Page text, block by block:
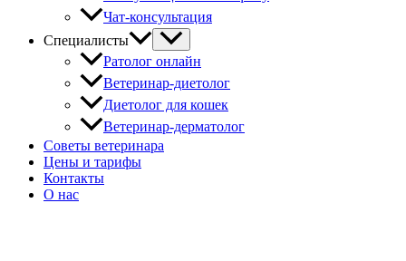
Чат-консультация
Специалисты
Ратолог онлайн
Ветеринар-диетолог
Диетолог для кошек
Ветеринар-дерматолог
Советы ветеринара
Цены и тарифы
Контакты
О нас